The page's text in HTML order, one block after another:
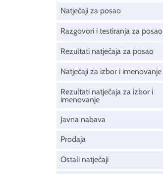
Natječaji za posao
Razgovori i testiranja za posao
Rezultati natječaja za posao
Natječaji za izbor i imenovanje
Rezultati natječaja za izbor i
imenovanje
Javna nabava
Prodaja
Ostali natječaji